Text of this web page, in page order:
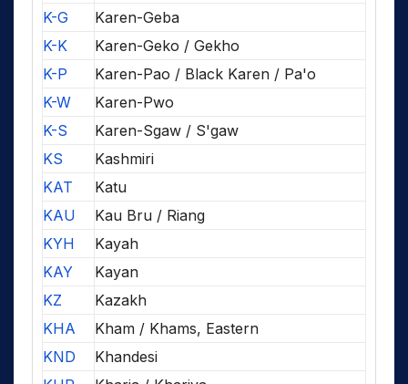
K-G
Karen-Geba
K-K
Karen-Geko / Gekho
K-P
Karen-Pao / Black Karen / Pa'o
K-W
Karen-Pwo
K-S
Karen-Sgaw / S'gaw
KS
Kashmiri
KAT
Katu
KAU
Kau Bru / Riang
KYH
Kayah
KAY
Kayan
KZ
Kazakh
KHA
Kham / Khams, Eastern
KND
Khandesi